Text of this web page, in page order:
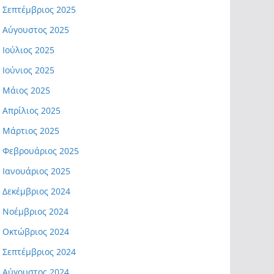
Σεπτέμβριος 2025
Αύγουστος 2025
Ιούλιος 2025
Ιούνιος 2025
Μάιος 2025
Απρίλιος 2025
Μάρτιος 2025
Φεβρουάριος 2025
Ιανουάριος 2025
Δεκέμβριος 2024
Νοέμβριος 2024
Οκτώβριος 2024
Σεπτέμβριος 2024
Αύγουστος 2024